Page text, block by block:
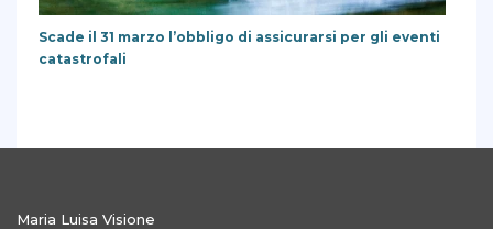
Scade il 31 marzo l’obbligo di assicurarsi per gli eventi
catastrofali
Maria Luisa Visione